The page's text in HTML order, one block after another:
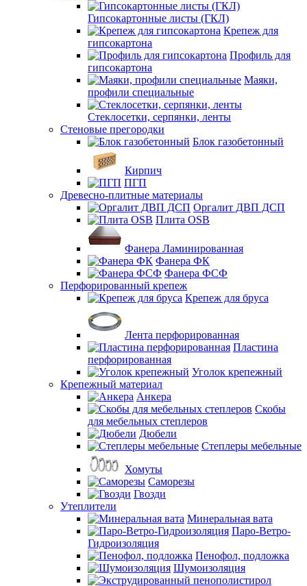
Гипсокартонные листы (ГКЛ)
Крепеж для
гипсокартона
Профиль для
гипсокартона
Маяки,
профили специальные
Стеклосетки, серпянки, ленты
Стеновые прегородки
Блок газобетонный
Кирпич
ПГП
Древесно-плитные материалы
Оргалит ДВП ДСП
Плита OSB
Фанера Ламинированная
Фанера ФК
Фанера ФСФ
Перфорированный крепеж
Крепеж для бруса
Лента перфорированная
Пластина
перфорированная
Уголок крепежный
Крепежный материал
Анкера
Скобы
для мебельных степлеров
Дюбели
Степлеры мебельные
Хомуты
Саморезы
Гвозди
Утеплители
Минеральная вата
Паро-Ветро-
Гидроизоляция
Пенофол, подложка
Шумоизоляция